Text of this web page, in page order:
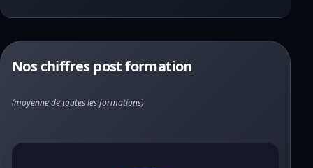
Nos chiffres post formation
(moyenne de toutes les formations)